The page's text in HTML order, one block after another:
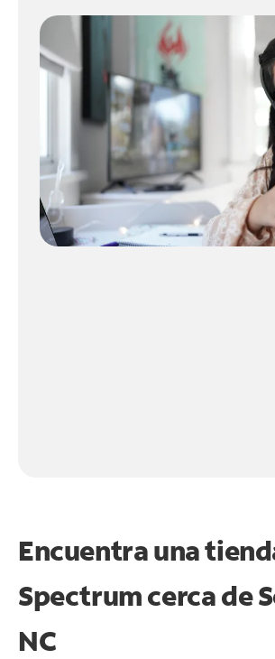
Encuentra una
Spectrumcerca de
NC